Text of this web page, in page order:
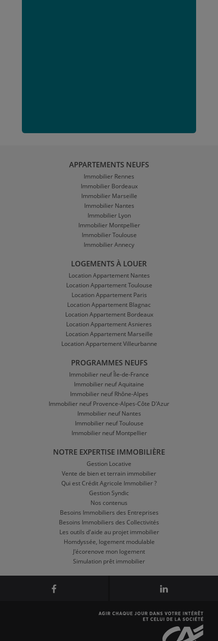
APPARTEMENTS NEUFS
Immobilier Rennes
Immobilier Bordeaux
Immobilier Marseille
Immobilier Nantes
Immobilier Lyon
Immobilier Montpellier
Immobilier Toulouse
Immobilier Annecy
LOGEMENTS À LOUER
Location Appartement Nantes
Location Appartement Toulouse
Location Appartement Paris
Location Appartement Blagnac
Location Appartement Bordeaux
Location Appartement Asnieres
Location Appartement Marseille
Location Appartement Villeurbanne
PROGRAMMES NEUFS
Immobilier neuf Île-de-France
Immobilier neuf Aquitaine
Immobilier neuf Rhône-Alpes
Immobilier neuf Provence-Alpes-Côte D'Azur
Immobilier neuf Nantes
Immobilier neuf Toulouse
Immobilier neuf Montpellier
NOTRE EXPERTISE IMMOBILIÈRE
Gestion Locative
Vente de bien et terrain immobilier
Qui est Crédit Agricole Immobilier ?
Gestion Syndic
Nos contenus
Besoins Immobiliers des Entreprises
Besoins Immobiliers des Collectivités
Les outils d'aide au projet immobilier
Homdyssée, logement modulable
J'écorenove mon logement
Simulation prêt immobilier